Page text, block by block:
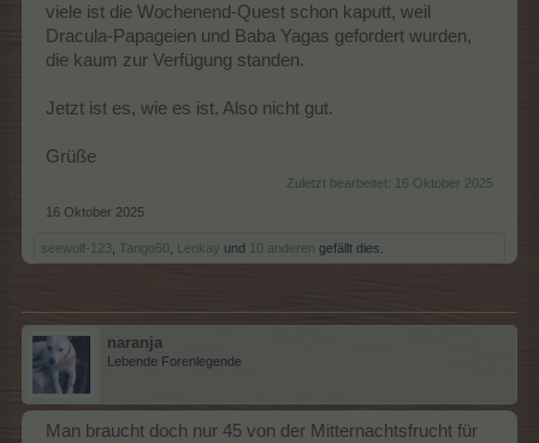
viele ist die Wochenend-Quest schon kaputt, weil
Dracula-Papageien und Baba Yagas gefordert wurden,
die kaum zur Verfügung standen.
Jetzt ist es, wie es ist. Also nicht gut.
Grüße
Zuletzt bearbeitet: 16 Oktober 2025
16 Oktober 2025
seewolf-123 Tango50 Leokay und 10 anderen gefällt dies.
naranja
Lebende Forenlegende
Man braucht doch nur 45 von der Mitternachtsfrucht für